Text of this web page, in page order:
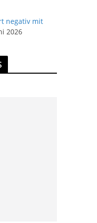
negativ mit
2026